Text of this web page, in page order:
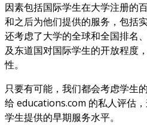
因素包括国际学生在大学注册的
和之后为他们提供的服务，包括
还考虑了大学的全球和全国排名
及东道国对国际学生的开放程度
性。
只要有可能，我们都会考虑学生
给 educations.com 的私人评估
学生提供的早期服务水平。